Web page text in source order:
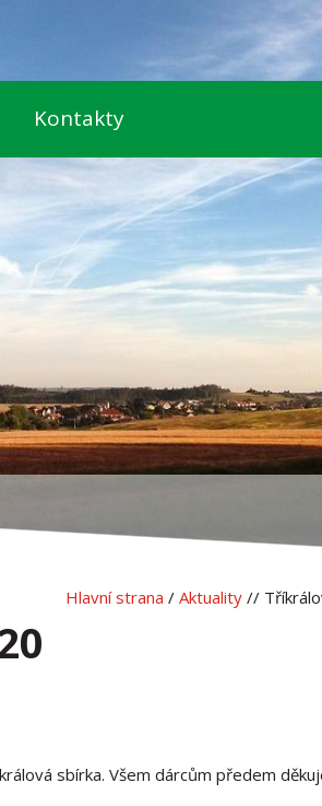
Kontakty
Hlavní strana / Aktuality //
sbírka. Všem dárcům předem